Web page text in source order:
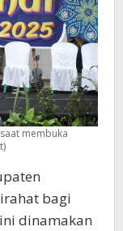
membuka
bagi
dinamakan